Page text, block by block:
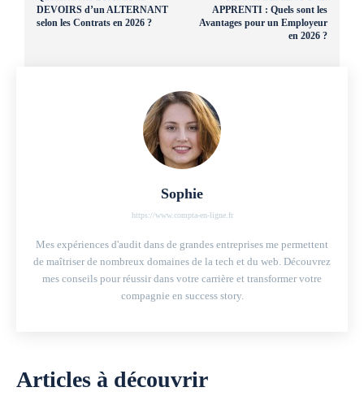
DEVOIRS d’un ALTERNANT
selon les Contrats en 2026 ?
APPRENTI : Quels sont les
Avantages pour un Employeur
en 2026 ?
Sophie
https://www.compta-en-ligne.fr
Mes expériences d'audit dans de grandes entreprises me permettent
de maîtriser de nombreux domaines de la tech et du web. Découvrez
mes conseils pour réussir dans votre carrière et transformer votre
compagnie en success story.
Articles à découvrir